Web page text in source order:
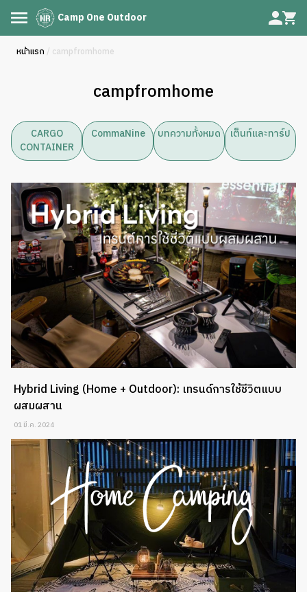
Camp One Outdoor
หน้าแรก / campfromhome
campfromhome
CARGO
CONTAINER
CommaNine บทความทั้งหมด เต็นท์และทาร์ป
Hybrid Living (Home + Outdoor): เทรนด์การใช้ชีวิตแบบ
ผสมผสาน
01 มี.ค. 2024